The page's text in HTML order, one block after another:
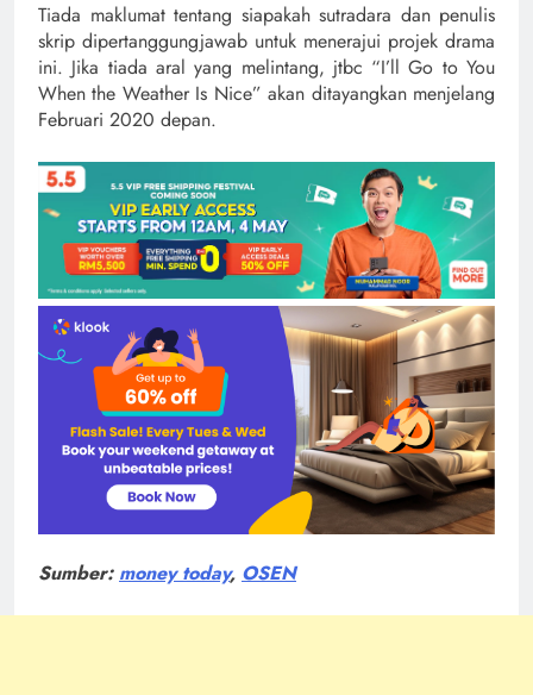
Tiada maklumat tentang siapakah sutradara dan penulis
skrip dipertanggungjawab untuk menerajui projek drama
ini. Jika tiada aral yang melintang, jtbc “I’ll Go to You
When the Weather Is Nice” akan ditayangkan menjelang
Februari 2020 depan.
Sumber: money today, OSEN